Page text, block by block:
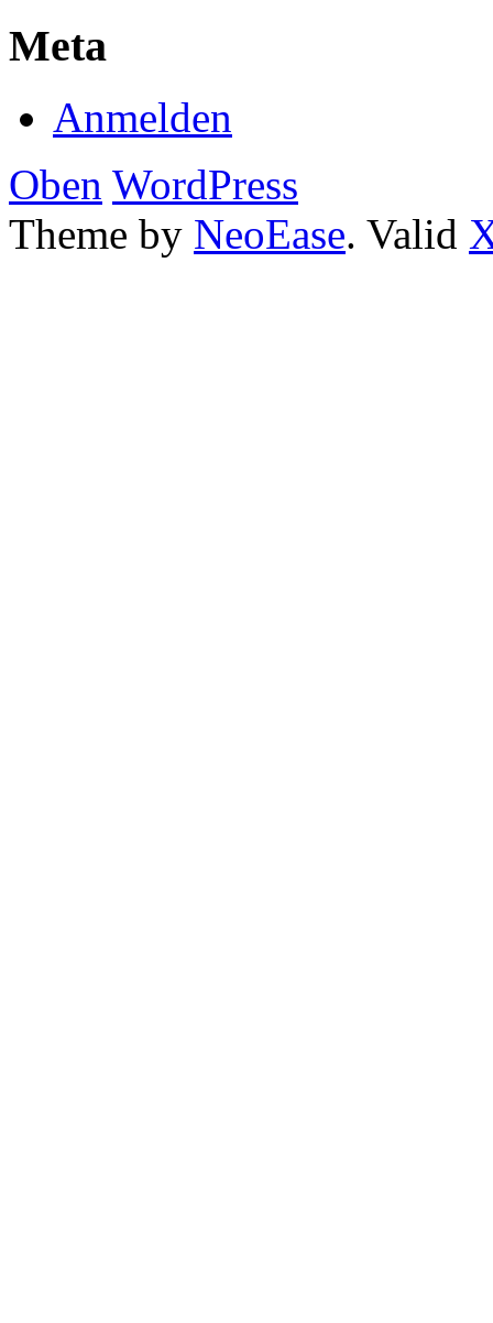
Meta
Anmelden
Oben WordPress
Theme by NeoEase. Valid